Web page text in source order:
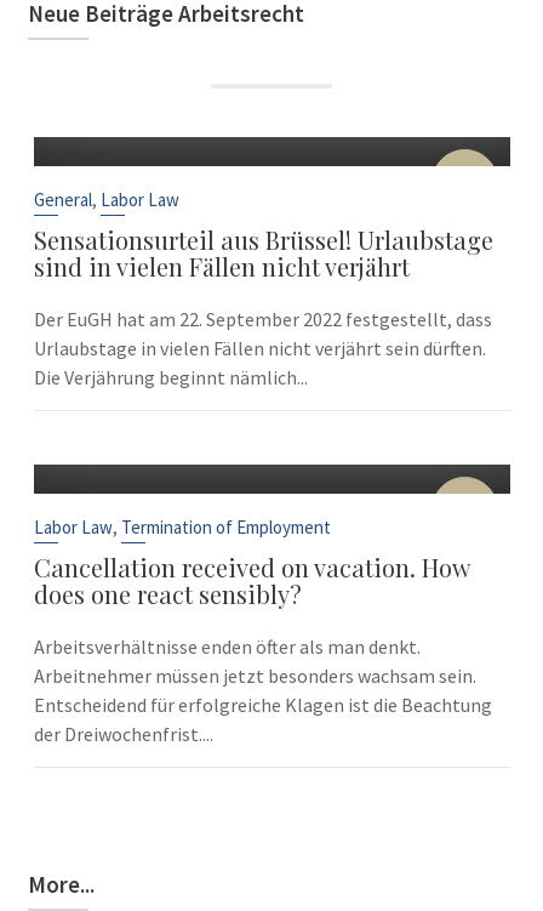
Neue Beiträge Arbeitsrecht
22
General, Labor Law
Sensationsurteil aus Brüssel! Urlaubstage
sind in vielen Fällen nicht verjährt
Der EuGH hat am 22. September 2022 festgestellt, dass
Urlaubstage in vielen Fällen nicht verjährt sein dürften.
Die Verjährung beginnt nämlich...
10
Labor Law, Termination of Employment
Cancellation received on vacation. How
does one react sensibly?
Arbeitsverhältnisse enden öfter als man denkt.
Arbeitnehmer müssen jetzt besonders wachsam sein.
Entscheidend für erfolgreiche Klagen ist die Beachtung
der Dreiwochenfrist....
More...